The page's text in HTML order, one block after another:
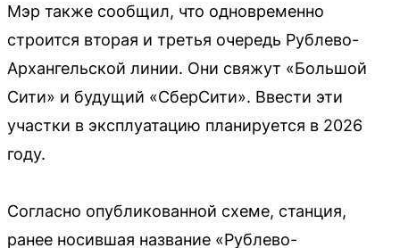
Мэр также сообщил, что одновременно
строится вторая и третья очередь Рублево-
Архангельской линии. Они свяжут «Большой
Сити» и будущий «СберСити». Ввести эти
участки в эксплуатацию планируется в 2026
году.
Согласно опубликованной схеме, станция,
ранее носившая название «Рублево-